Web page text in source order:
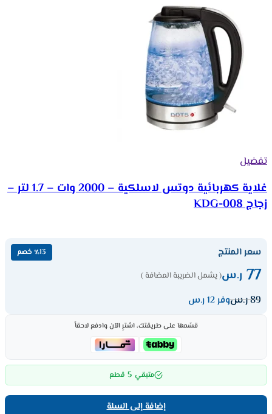
تفضيل
غلاية كهربائية دوتس لاسلكية – 2000 وات – 1.7 لتر –
زجاج KDG-008
سعر المنتج ٪13 خصم
77 ر.س( يشمل الضريبة المضافة )
89ر.سوفر 12 ر.س
قسّمها على طريقتك، اشترِ الآن وادفع لاحقاً
متبقي 5 قطع
إضافة إلى السلة